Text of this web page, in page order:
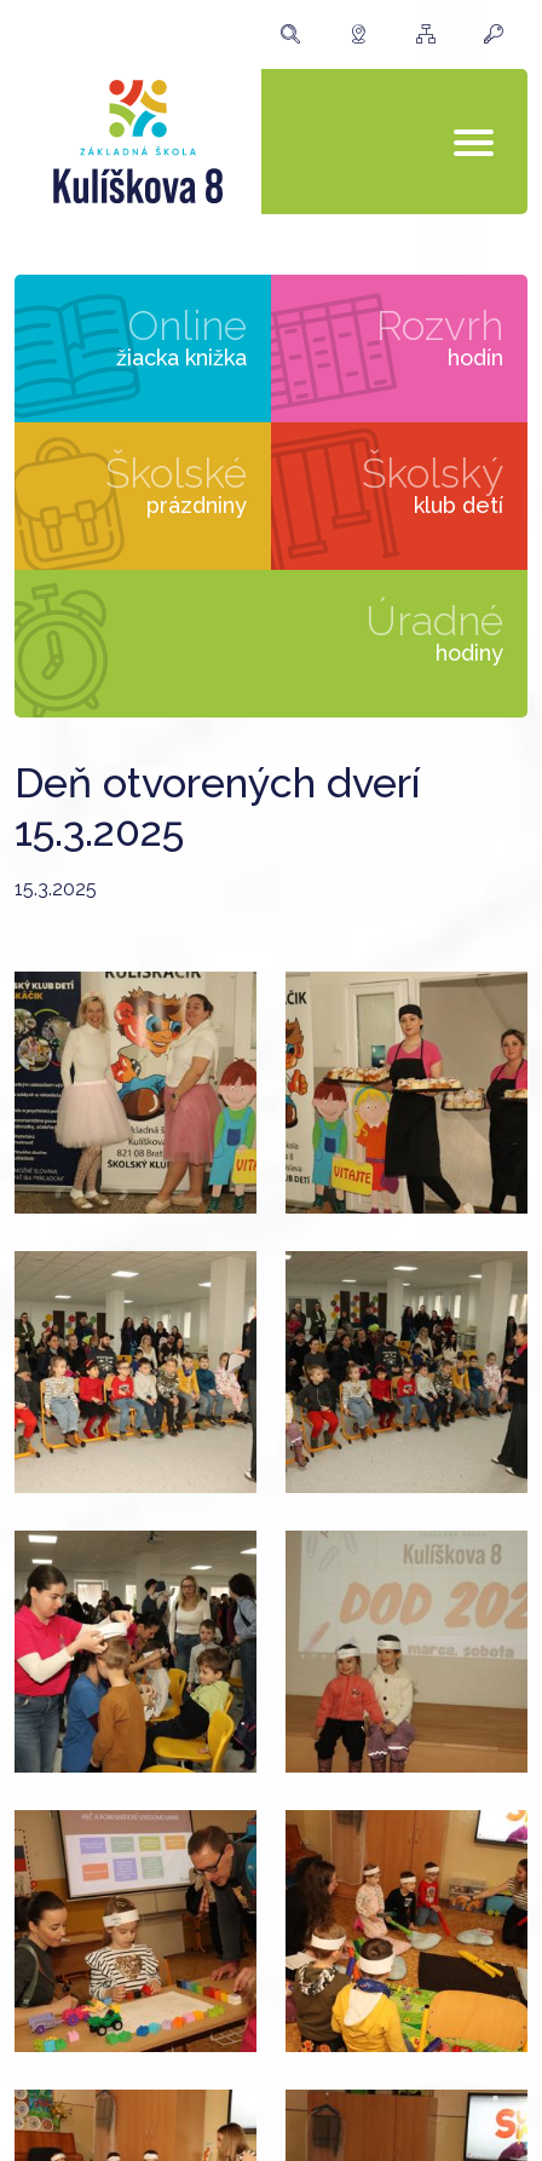
Online
žiacka knižka
Rozvrh
hodín
Školské
prázdniny
Školský
klub detí
Úradné
hodiny
Deň otvorených dverí
15.3.2025
15.3.2025